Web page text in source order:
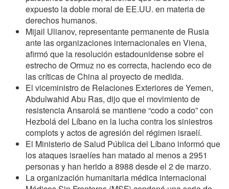
expuesto la doble moral de EE.UU. en materia de
derechos humanos.
Mijail Ulianov, representante permanente de Rusia
ante las organizaciones internacionales en Viena,
afirmó que la resolución estadounidense sobre el
estrecho de Ormuz no es correcta, haciendo eco de
las críticas de China al proyecto de medida.
El viceministro de Relaciones Exteriores de Yemen,
Abdulwahid Abu Ras, dijo que el movimiento de
resistencia Ansarolá se mantiene “codo a codo” con
Hezbolá del Líbano en la lucha contra los siniestros
complots y actos de agresión del régimen israelí.
El Ministerio de Salud Pública del Líbano informó que
los ataques israelíes han matado al menos a 2951
personas y han herido a 8988 desde el 2 de marzo.
La organización humanitaria médica internacional